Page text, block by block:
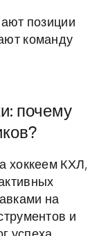
позиции
команду
почему
хоккеем КХЛ,
на
и